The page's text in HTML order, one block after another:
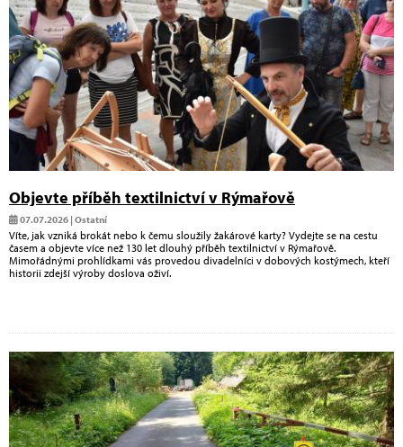
Objevte příběh textilnictví v Rýmařově
07.07.2026 | Ostatní
Víte, jak vzniká brokát nebo k čemu sloužily žakárové karty? Vydejte se na cestu
časem a objevte více než 130 let dlouhý příběh textilnictví v Rýmařově.
Mimořádnými prohlídkami vás provedou divadelníci v dobových kostýmech, kteří
historii zdejší výroby doslova oživí.